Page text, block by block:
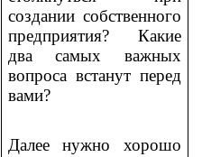
создании собственного
предприятия? Какие
два самых важных
вопроса встанут перед
вами?
Далее нужно хорошо